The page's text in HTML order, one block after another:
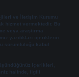
ve İletişim Kurumu
hizmet vermektedir. Bu
veya araştırma
yazdıkları içeriklerin
sorumluluğu kabul
içerikleri,
halinde, ilgili